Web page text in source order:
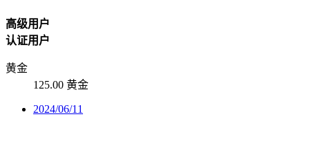
高级用户
认证用户
黄金
125.00 黄金
2024/06/11